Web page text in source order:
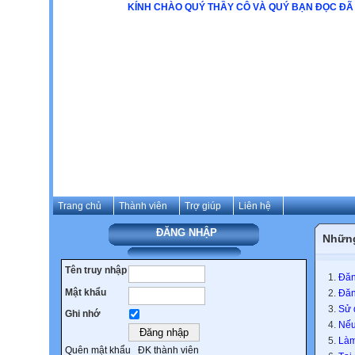
Trang chủ Thành viên Trợ giúp Liên hệ
ĐĂNG NHẬP
Tên truy nhập
Mật khẩu
Ghi nhớ
Quên mật khẩu ĐK thành viên
Sử
KÍNH CHÀO QUÝ THẦY CÔ VÀ QUÝ BẠN ĐỌC ĐÃ ĐẾN